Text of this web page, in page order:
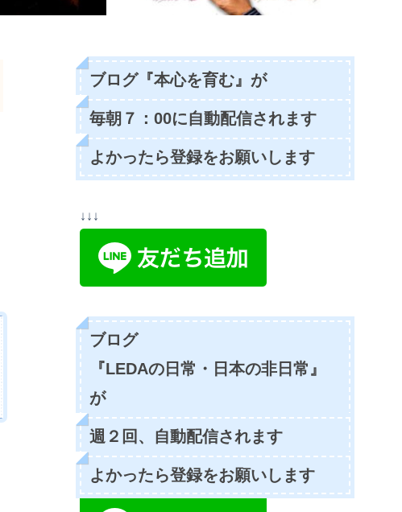
ブログ『本心を育む』が
毎朝７：00に自動配信されます
よかったら登録をお願いします
↓↓↓
ブログ
『LEDAの日常・日本の非日常』
が
週２回、自動配信されます
よかったら登録をお願いします